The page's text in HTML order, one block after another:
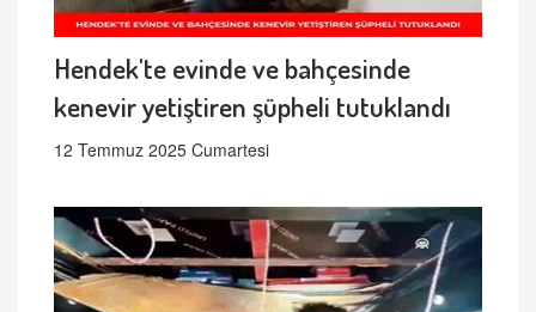
Hendek'te evinde ve bahçesinde
kenevir yetiştiren şüpheli tutuklandı
12 Temmuz 2025 Cumartesi